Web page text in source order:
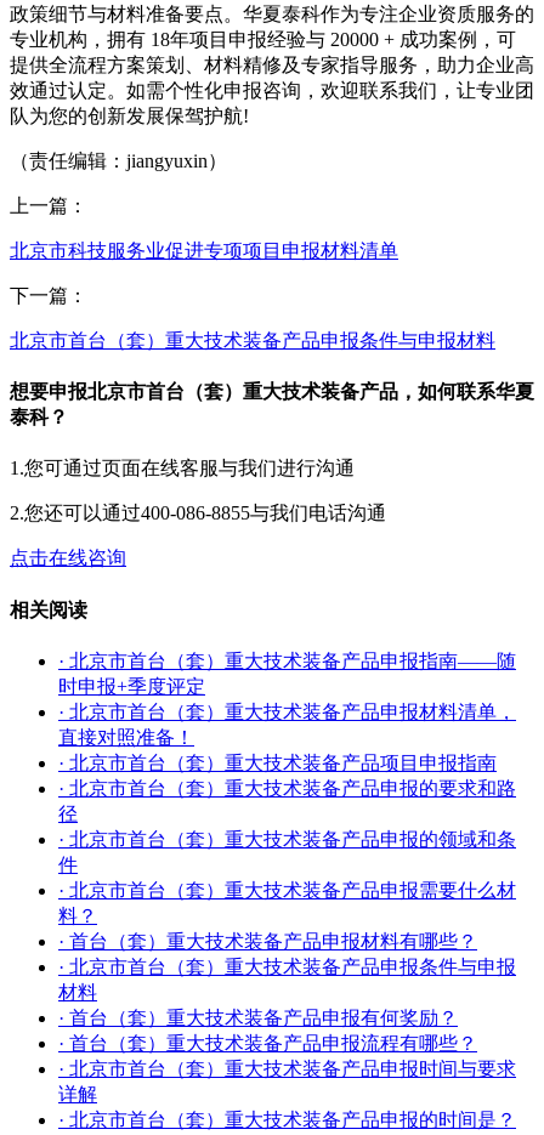
政策细节与材料准备要点。华夏泰科作为专注企业资质服务的
专业机构，拥有 18年项目申报经验与 20000 + 成功案例，可
提供全流程方案策划、材料精修及专家指导服务，助力企业高
效通过认定。如需个性化申报咨询，欢迎联系我们，让专业团
队为您的创新发展保驾护航!
（责任编辑：jiangyuxin）
上一篇：
北京市科技服务业促进专项项目申报材料清单
下一篇：
北京市首台（套）重大技术装备产品申报条件与申报材料
想要申报北京市首台（套）重大技术装备产品，如何联系华夏
泰科？
1.您可通过页面在线客服与我们进行沟通
2.您还可以通过400-086-8855与我们电话沟通
点击在线咨询
相关阅读
· 北京市首台（套）重大技术装备产品申报指南——随
时申报+季度评定
· 北京市首台（套）重大技术装备产品申报材料清单，
直接对照准备！
· 北京市首台（套）重大技术装备产品项目申报指南
· 北京市首台（套）重大技术装备产品申报的要求和路
径
· 北京市首台（套）重大技术装备产品申报的领域和条
件
· 北京市首台（套）重大技术装备产品申报需要什么材
料？
· 首台（套）重大技术装备产品申报材料有哪些？
· 北京市首台（套）重大技术装备产品申报条件与申报
材料
· 首台（套）重大技术装备产品申报有何奖励？
· 首台（套）重大技术装备产品申报流程有哪些？
· 北京市首台（套）重大技术装备产品申报时间与要求
详解
· 北京市首台（套）重大技术装备产品申报的时间是？